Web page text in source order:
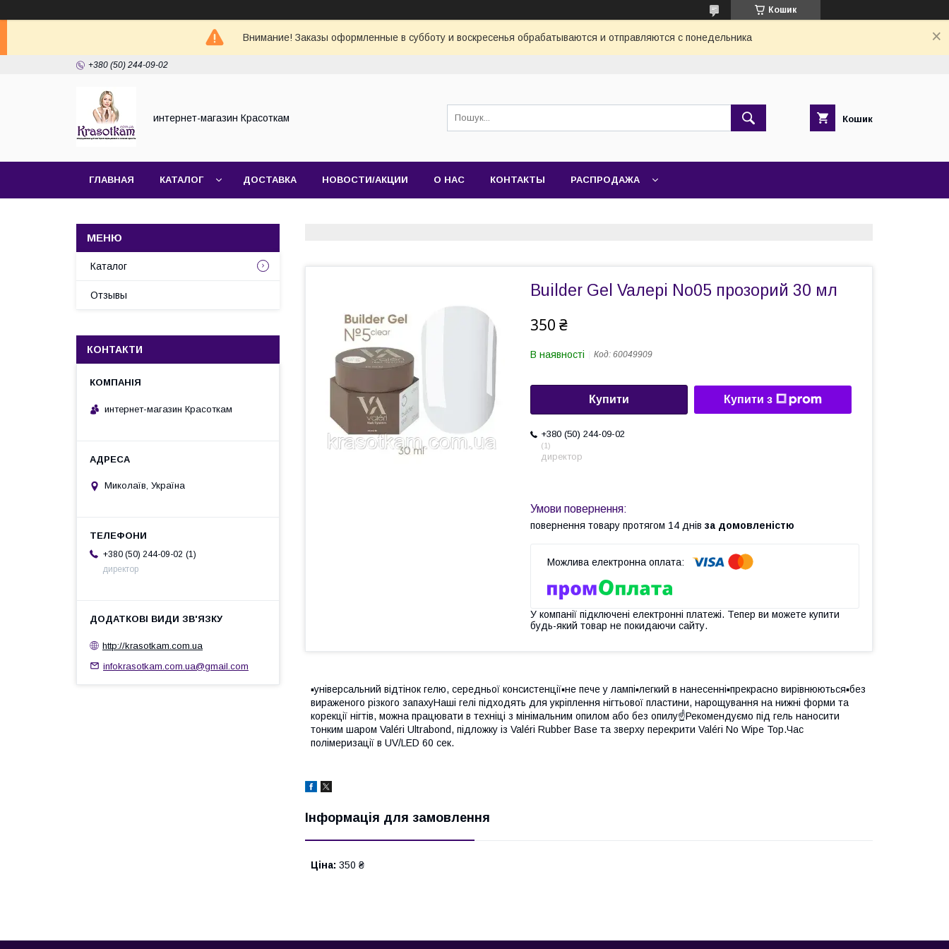
Кошик
Внимание! Заказы оформленные в субботу и воскресенья обрабатываются и отправляются с понедельника
+380 (50) 244-09-02
интернет-магазин Красоткам Кошик
ГЛАВНАЯ КАТАЛОГ ДОСТАВКА НОВОСТИ/АКЦИИ О НАС КОНТАКТЫ РАСПРОДАЖА
Builder Gel Vaлерi No05 прозорий 30 мл
350 ₴
В наявності Код: 60049909
Купити Купити з
+380 (50) 244-09-02
1
директор
повернення товару протягом 14 днів за домовленістю
У компанії підключені електронні платежі. Тепер ви можете купити
будь-який товар не покидаючи сайту.
▪️універсальний відтінок гелю, середньої консистенції▪️не пече у лампі▪️легкий в нанесенні▪️прекрасно вирівнюються▪️без
вираженого різкого запахуНаші гелі підходять для укріплення нігтьової пластини, нарощування на нижні форми та
корекції нігтів, можна працювати в техніці з мінімальним опилом або без опилу☝️Рекомендуємо під гель наносити
тонким шаром Valéri Ultrabond, підложку із Valéri Rubber Base та зверху перекрити Valéri No Wipe Top.Час
полімеризації в UV/LED 60 сек.
Інформація для замовлення
Ціна: 350 ₴
Каталог
Отзывы
КОНТАКТИ
интернет-магазин Красоткам
Миколаїв, Україна
+380 (50) 244-09-02
1
директор
http://krasotkam.com.ua
infokrasotkam.com.ua@gmail.com